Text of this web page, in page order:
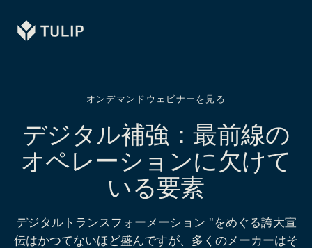
Tulip
オンデマンドウェビナーを見る
デジタル補強：最前線の
オペレーションに欠けて
いる要素
デジタルトランスフォーメーション "をめぐる誇大宣
伝はかつてないほど盛んですが、多くのメーカーはそ